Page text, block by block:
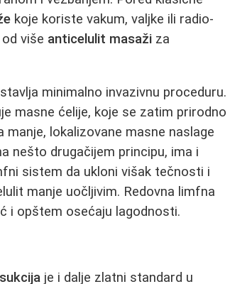
koje koriste vakum, valjke ili radio-
više anticelulit masaži za
minimalno invazivnu proceduru.
masne ćelije, koje se zatim prirodno
lokalizovane masne naslage
nešto drugačijem principu, ima i
sistem da ukloni višak tečnosti i
manje uočljivim. Redovna limfna
i opštem osećaju lagodnosti.
je i dalje zlatni standard u